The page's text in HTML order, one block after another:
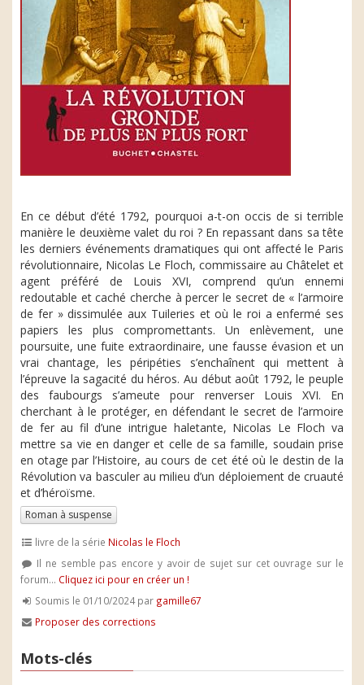
En ce début d’été 1792, pourquoi a-t-on occis de si terrible
manière le deuxième valet du roi ? En repassant dans sa tête
les derniers événements dramatiques qui ont affecté le Paris
révolutionnaire, Nicolas Le Floch, commissaire au Châtelet et
agent préféré de Louis XVI, comprend qu’un ennemi
redoutable et caché cherche à percer le secret de « l’armoire
de fer » dissimulée aux Tuileries et où le roi a enfermé ses
papiers les plus compromettants. Un enlèvement, une
poursuite, une fuite extraordinaire, une fausse évasion et un
vrai chantage, les péripéties s’enchaînent qui mettent à
l’épreuve la sagacité du héros. Au début août 1792, le peuple
des faubourgs s’ameute pour renverser Louis XVI. En
cherchant à le protéger, en défendant le secret de l’armoire
de fer au fil d’une intrigue haletante, Nicolas Le Floch va
mettre sa vie en danger et celle de sa famille, soudain prise
en otage par l’Histoire, au cours de cet été où le destin de la
Révolution va basculer au milieu d’un déploiement de cruauté
et d’héroïsme.
Roman à suspense
livre de la série Nicolas le Floch
Il ne semble pas encore y avoir de sujet sur cet ouvrage sur le
forum... Cliquez ici pour en créer un !
Soumis le 01/10/2024 par gamille67
Proposer des corrections
Mots-clés